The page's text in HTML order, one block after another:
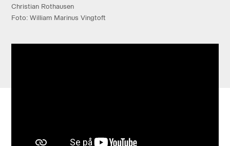
Christian Rothausen
Foto: William Marinus Vingtoft